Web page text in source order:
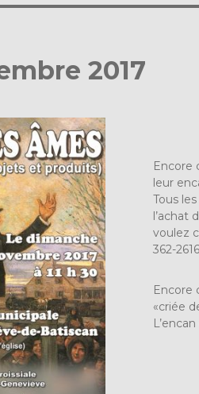
2017
Encore
leur
Tous
l’achat
voulez
362-2616
Encore
«criée